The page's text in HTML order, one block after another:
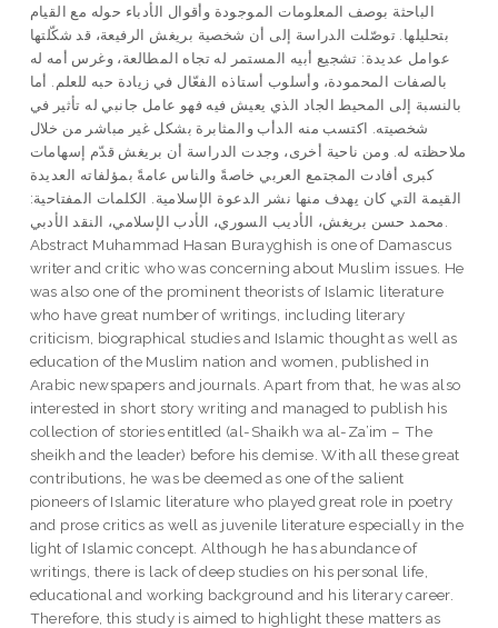
الباحثة بوصف المعلومات الموجودة وأقوال الأدباء حوله مع القيام
بتحليلها. توصّلت الدراسة إلى أن شخصية بريغش الرفيعة، قد شكّلتها
عوامل عديدة: تشجيع أبيه المستمر له تجاه المطالعة، وغرس أمه له
بالصفات المحمودة، وأسلوب أستاذه الفعّال في زيادة حبه للعلم. أما
بالنسبة إلى المحيط الجاد الذي يعيش فيه فهو عامل جانبي له تأثير في
شخصيته. اكتسب منه الدأب والمثابرة بشكل غير مباشر من خلال
ملاحظته له. ومن ناحية أخرى، وجدت الدراسة أن بريغش قدّم إسهامات
كبرى أفادت المجتمع العربي خاصةً والناس عامةً بمؤلفاته العديدة
القيمة التي كان يهدف منها نشر الدعوة الإسلامية. الكلمات المفتاحية:
محمد حسن بريغش، الأديب السوري، الأدب الإسلامي، النقد الأدبي.
Abstract Muhammad Hasan Burayghish is one of Damascus
writer and critic who was concerning about Muslim issues. He
was also one of the prominent theorists of Islamic literature
who have great number of writings, including literary
criticism, biographical studies and Islamic thought as well as
education of the Muslim nation and women, published in
Arabic newspapers and journals. Apart from that, he was also
interested in short story writing and managed to publish his
collection of stories entitled (al-Shaikh wa al-Za’im – The
sheikh and the leader) before his demise. With all these great
contributions, he was be deemed as one of the salient
pioneers of Islamic literature who played great role in poetry
and prose critics as well as juvenile literature especially in the
light of Islamic concept. Although he has abundance of
writings, there is lack of deep studies on his personal life,
educational and working background and his literary career.
Therefore, this study is aimed to highlight these matters as